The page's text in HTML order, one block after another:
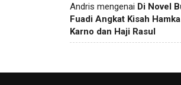
Andris mengenai Di Novel
Fuadi Angkat Kisah
Karno dan Haji Rasul